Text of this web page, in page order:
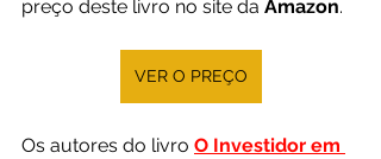
preço deste livro no site da Amazon.
VER O PREÇO
Os autores do livro O Investidor em